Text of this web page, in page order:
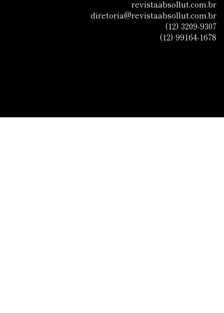
revistaabsollut.com.br
diretoria@revistaabsollut.com.br
(12) 3209-9307
(12) 99164-1678